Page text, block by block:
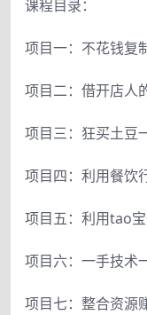
课程目录：
项目一：不花钱复
项目二：借开店人
项目三：狂买土豆
项目四：利用餐饮
项目五：利用tao
项目六：一手技术
项目七：整合资源